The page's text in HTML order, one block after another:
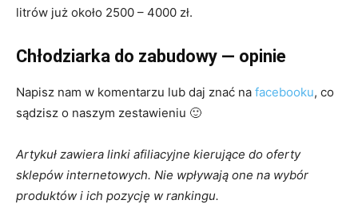
litrów już około 2500 – 4000 zł.
Chłodziarka do zabudowy — opinie
Napisz nam w komentarzu lub daj znać na facebooku, co
sądzisz o naszym zestawieniu 🙂
Artykuł zawiera linki afiliacyjne kierujące do oferty
sklepów internetowych. Nie wpływają one na wybór
produktów i ich pozycję w rankingu.